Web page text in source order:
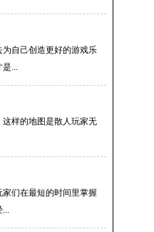
自己创造更好的游戏乐
是...
样的地图是散人玩家无
们在最短的时间里掌握
...